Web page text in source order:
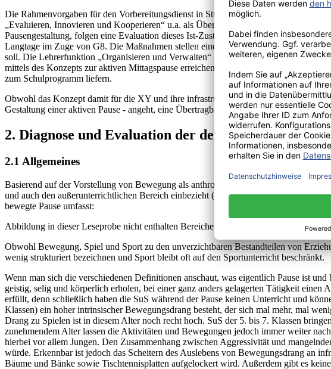
Die Rahmenvorgaben für den Vorbereitungsdienst in Studienseminar und Schule
„Evaluieren, Innovieren und Kooperieren“ u.a. als Überprüfung schulischer Arbeit.
Pausengestaltung, folgen eine Evaluation dieses Ist-Zustandes und die Planung von
Langtage im Zuge von G8. Die Maßnahmen stellen eine innovative Konzeption dar,
soll. Die Lehrerfunktion „Organisieren und Verwalten“ sieht laut Rahmenvorgaben
mittels des Konzepts zur aktiven Mittagspause erreichen möchte. Als Lehrkraft
zum Schulprogramm liefern.
Obwohl das Konzept damit für die XY und ihre infrastrukturellen Voraussetzungen
Gestaltung einer aktiven Pause - angeht, eine Übertragbarkeit auf andere Schulen.
2. Diagnose und Evaluation der derzeitigen
2.1 Allgemeines
Basierend auf der Vorstellung von Bewegung als anthropologisch begründbares
und auch den außerunterrichtlichen Bereich einbezieht (vgl. Müller & Petzold, 2006,
bewegte Pause umfasst:
Abbildung in dieser Leseprobe nicht enthalten Bereiche und Teilbereiche der
Obwohl Bewegung, Spiel und Sport zu den unverzichtbaren Bestandteilen von
wenig strukturiert bezeichnen und Sport bleibt oft auf den Sportunterricht beschränkt.
Wenn man sich die verschiedenen Definitionen anschaut, was eigentlich Pause ist
geistig, selig und körperlich erholen, bei einer ganz anders gelagerten Tätigkeit einen
erfüllt, denn schließlich haben die SuS während der Pause keinen Unterricht und
Klassen) ein hoher intrinsischer Bewegungsdrang besteht, der sich mal mehr, mal
Drang zu Spielen ist in diesem Alter noch recht hoch. SuS der 5. bis 7. Klassen
zunehmendem Alter lassen die Aktivitäten und Bewegungen jedoch immer weiter
hierbei vor allem Jungen. Den Zusammenhang zwischen Aggressivität und
würde. Erkennbar ist jedoch das Scheitern des Auslebens von Bewegungsdrang an
Bäume und Bänke sowie Tischtennisplatten aufgelockert wird. Außerdem gibt es